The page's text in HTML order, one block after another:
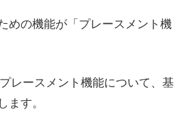
めの機能が「プレースメント機
レースメント機能について、基
す。